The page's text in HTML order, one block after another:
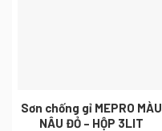
Sơn chống gỉ MEPRO MÀU
NÂU ĐỎ – HỘP 3LIT